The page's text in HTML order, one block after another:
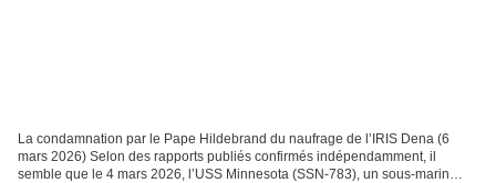
La condamnation par le Pape Hildebrand du naufrage de l’IRIS Dena (6
mars 2026) Selon des rapports publiés confirmés indépendamment, il
semble que le 4 mars 2026, l’USS Minnesota (SSN-783), un sous-marin